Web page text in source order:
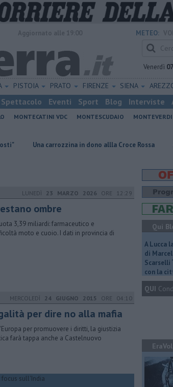
METEO:
Venerdì
PISTOIA PRATO FIRENZE SIENA
Eventi Sport Blog Interviste
MONTECATINI VDC MONTESCUDAIO MONTEVERDI
in dono allla Croce Rossa Al Museo della
LUNEDÌ 23 MARZO 2026 ORE 12:29
ombre
3,39 miliardi: farmaceutico e
moto e cuoio. I dati in provincia di
MERCOLEDÌ 24 GIUGNO 2015 ORE 04:10
per dire no alla mafia
per promuovere i diritti, la giustizia
farà tappa anche a Castelnuovo
Qui
A Lucca
di
Scarselli
con la
QUI